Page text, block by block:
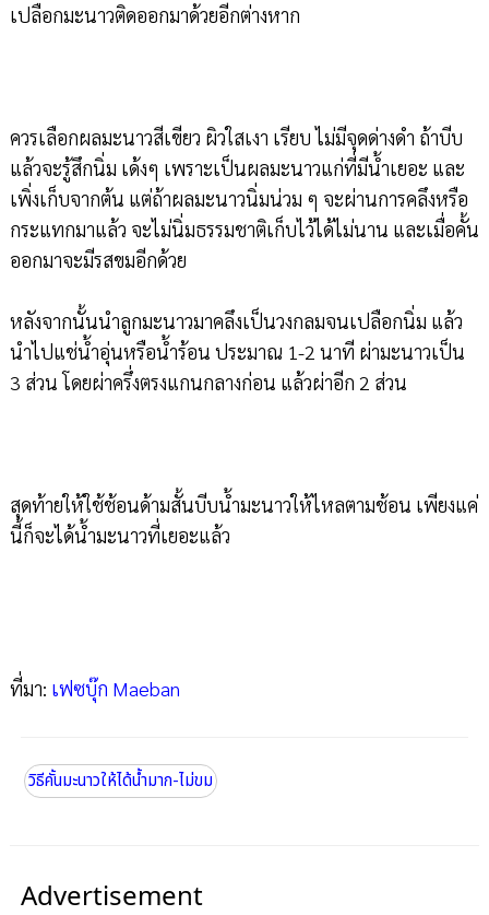
เปลือกมะนาวติดออกมาด้วยอีกต่างหาก
ควรเลือกผลมะนาวสีเขียว ผิวใสเงา เรียบ ไม่มีจุดด่างดำ ถ้าบีบ
แล้วจะรู้สึกนิ่ม เด้งๆ เพราะเป็นผลมะนาวแก่ที่มีน้ำเยอะ และ
เพิ่งเก็บจากต้น แต่ถ้าผลมะนาวนิ่มน่วม ๆ จะผ่านการคลึงหรือ
กระแทกมาแล้ว จะไม่นิ่มธรรมชาติเก็บไว้ได้ไม่นาน และเมื่อคั้น
ออกมาจะมีรสขมอีกด้วย
หลังจากนั้นนำลูกมะนาวมาคลึงเป็นวงกลมจนเปลือกนิ่ม แล้ว
นำไปแช่น้ำอุ่นหรือน้ำร้อน ประมาณ 1-2 นาที ผ่ามะนาวเป็น
3 ส่วน โดยผ่าครึ่งตรงแกนกลางก่อน แล้วผ่าอีก 2 ส่วน
สุดท้ายให้ใช้ช้อนด้ามสั้นบีบน้ำมะนาวให้ไหลตามช้อน เพียงแค่
นี้ก็จะได้น้ำมะนาวที่เยอะแล้ว
ที่มา: เฟซบุ๊ก Maeban
วิธีคั้นมะนาวให้ได้น้ำมาก-ไม่ขม
Advertisement